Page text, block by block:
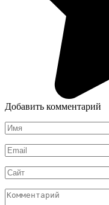
Добавить комментарий
Имя
*
Email
*
Сайт
Комментарий